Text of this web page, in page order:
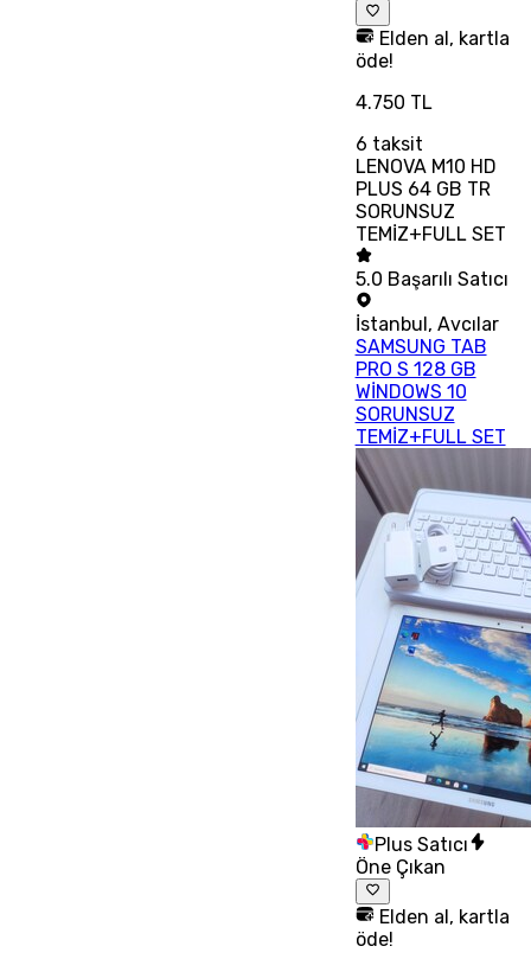
Elden al, kartla
öde!
4.750 TL
6 taksit
LENOVA M10 HD
PLUS 64 GB TR
SORUNSUZ
TEMİZ+FULL SET
5.0 Başarılı Satıcı
İstanbul, Avcılar
SAMSUNG TAB
PRO S 128 GB
WİNDOWS 10
SORUNSUZ
TEMİZ+FULL SET
Plus Satıcı
Öne Çıkan
Elden al, kartla
öde!